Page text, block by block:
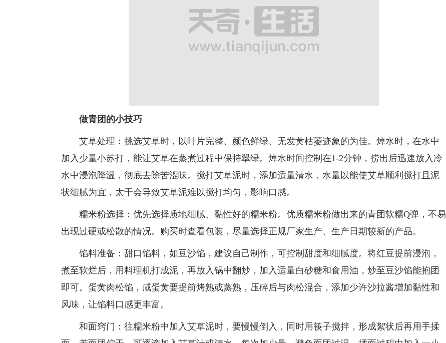
做青团的小技巧
艾草处理：挑选艾草时，以叶片完整、颜色鲜绿、无发黄枯萎迹象的为佳。焯水时，在水中
加入少量小苏打，能让艾草在蒸煮过程中保持翠绿。焯水时间控制在1-2分钟，捞出后迅速放入冷
水中浸泡降温，彻底去除苦涩味。搅打艾草泥时，添加适量清水，水量以能使艾草顺利搅打且泥
状细腻为宜，太干会导致艾草泥难以搅打均匀，影响口感。
糯米粉选择：优先选择质地细腻、黏性好的糯米粉。优质糯米粉做出来的青团软糯Q弹，不易
出现过硬或松散的情况。购买时查看包装，尽量选择正规厂家生产、生产日期较新的产品。
馅料准备：甜口馅料，如豆沙馅，建议自己制作，可控制甜度和细腻度。将红豆提前浸泡，
煮至软烂后，用料理机打成泥，再放入锅中翻炒，加入适量白砂糖和食用油，炒至豆沙馅能抱团
即可。蛋黄肉松馅，咸蛋黄要提前烤熟或蒸熟，压碎后与肉松混合，添加少许沙拉酱增加黏性和
风味，让馅料口感更丰富。
和面窍门：往糯米粉中加入艾草泥时，要慢慢倒入，同时用筷子搅拌，形成絮状后再用手揉